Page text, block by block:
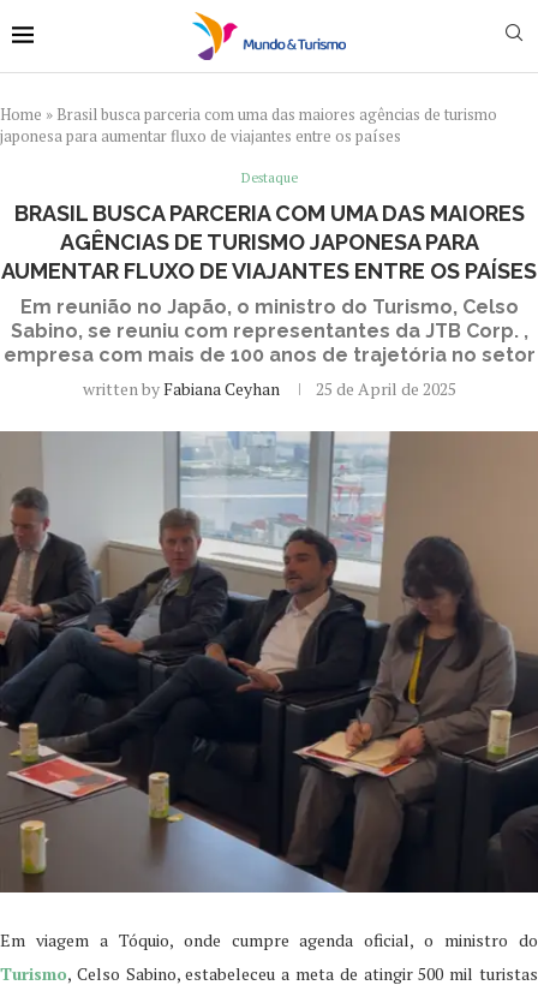
Home » Brasil busca parceria com uma das maiores agências de turismo
japonesa para aumentar fluxo de viajantes entre os países
Destaque
BRASIL BUSCA PARCERIA COM UMA DAS MAIORES
AGÊNCIAS DE TURISMO JAPONESA PARA
AUMENTAR FLUXO DE VIAJANTES ENTRE OS PAÍSES
Em reunião no Japão, o ministro do Turismo, Celso
Sabino, se reuniu com representantes da JTB Corp. ,
empresa com mais de 100 anos de trajetória no setor
written byFabiana Ceyhan 25 de April de 2025
Em viagem a Tóquio, onde cumpre agenda oficial, o ministro do
Turismo, Celso Sabino, estabeleceu a meta de atingir 500 mil turistas